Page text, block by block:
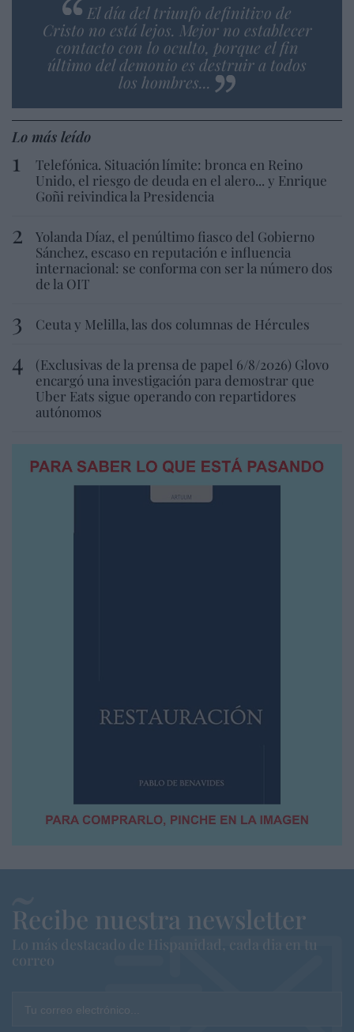
El día del triunfo definitivo de
Cristo no está lejos. Mejor no establecer
contacto con lo oculto, porque el fin
último del demonio es destruir a todos
los hombres...
Lo más leído
Telefónica. Situación límite: bronca en Reino
Unido, el riesgo de deuda en el alero... y Enrique
Goñi reivindica la Presidencia
Yolanda Díaz, el penúltimo fiasco del Gobierno
Sánchez, escaso en reputación e influencia
internacional: se conforma con ser la número dos
de la OIT
Ceuta y Melilla, las dos columnas de Hércules
(Exclusivas de la prensa de papel 6/8/2026) Glovo
encargó una investigación para demostrar que
Uber Eats sigue operando con repartidores
autónomos
Recibe nuestra newsletter
Lo más destacado de Hispanidad, cada dia en tu
correo
Tu correo electrónico...